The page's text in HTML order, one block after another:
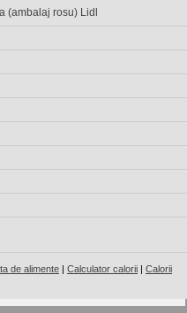
(ambalaj rosu) Lidl
de alimente | Calculator calorii | Calorii